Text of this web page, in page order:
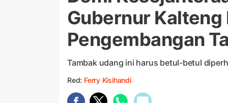
Gubernur Kalteng
Pengembangan
Tambak udang ini harus betul-betul
Red: Ferry Kisihandi